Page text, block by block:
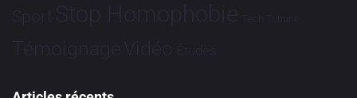
Sport Stop Homophobie Tech Tribune
TémoignageVidéo Études